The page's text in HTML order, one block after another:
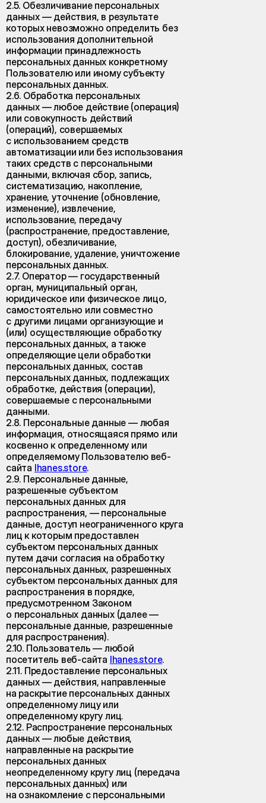
2.5. Обезличивание персональных
данных — действия, в результате
которых невозможно определить без
использования дополнительной
информации принадлежность
персональных данных конкретному
Пользователю или иному субъекту
персональных данных.
2.6. Обработка персональных
данных — любое действие (операция)
или совокупность действий
(операций), совершаемых
с использованием средств
автоматизации или без использования
таких средств с персональными
данными, включая сбор, запись,
систематизацию, накопление,
хранение, уточнение (обновление,
изменение), извлечение,
использование, передачу
(распространение, предоставление,
доступ), обезличивание,
блокирование, удаление, уничтожение
персональных данных.
2.7. Оператор — государственный
орган, муниципальный орган,
юридическое или физическое лицо,
самостоятельно или совместно
с другими лицами организующие и
(или) осуществляющие обработку
персональных данных, а также
определяющие цели обработки
персональных данных, состав
персональных данных, подлежащих
обработке, действия (операции),
совершаемые с персональными
данными.
2.8. Персональные данные — любая
информация, относящаяся прямо или
косвенно к определенному или
определяемому Пользователю веб-
сайта lhanes.store.
2.9. Персональные данные,
разрешенные субъектом
персональных данных для
распространения, — персональные
данные, доступ неограниченного круга
лиц к которым предоставлен
субъектом персональных данных
путем дачи согласия на обработку
персональных данных, разрешенных
субъектом персональных данных для
распространения в порядке,
предусмотренном Законом
о персональных данных (далее —
персональные данные, разрешенные
для распространения).
2.10. Пользователь — любой
посетитель веб-сайта lhanes.store.
2.11. Предоставление персональных
данных — действия, направленные
на раскрытие персональных данных
определенному лицу или
определенному кругу лиц.
2.12. Распространение персональных
данных — любые действия,
направленные на раскрытие
персональных данных
неопределенному кругу лиц (передача
персональных данных) или
на ознакомление с персональными